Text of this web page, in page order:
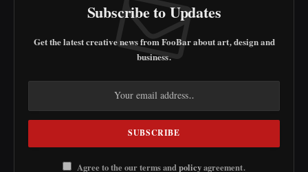
Subscribe to Updates
Get the latest creative news from FooBar about art, design and
business.
Agree to the our terms andpolicyagreement.